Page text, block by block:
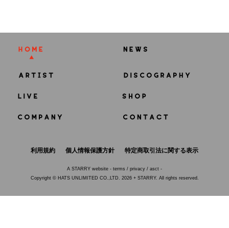
利用規約 個人情報保護方針 特定商取引法に関する表示
A STARRY website - terms / privacy / asct -
Copyright © HATS UNLIMITED CO.,LTD. 2026 + STARRY. All rights reserved.